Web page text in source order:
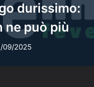
durissimo:
ne può più
09/2025